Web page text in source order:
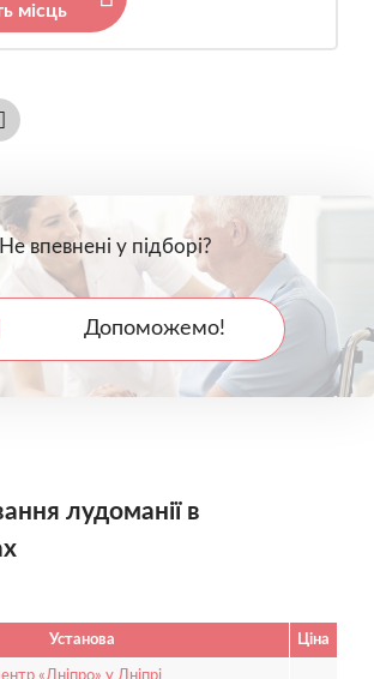
місць
Не впевнені у підборі?
Допоможемо!
лудоманії в
Установа Ціна